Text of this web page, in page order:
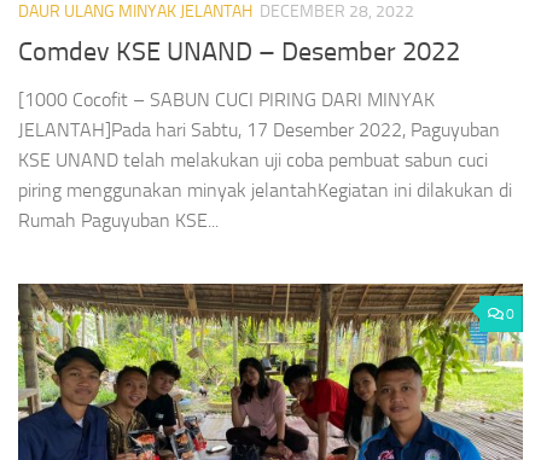
DAUR ULANG MINYAK JELANTAH DECEMBER 28, 2022
Comdev KSE UNAND – Desember 2022
[1000 Cocofit – SABUN CUCI PIRING DARI MINYAK
JELANTAH]Pada hari Sabtu, 17 Desember 2022, Paguyuban
KSE UNAND telah melakukan uji coba pembuat sabun cuci
piring menggunakan minyak jelantahKegiatan ini dilakukan di
Rumah Paguyuban KSE...
0